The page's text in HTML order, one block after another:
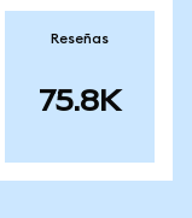
Reseñas
75.8K